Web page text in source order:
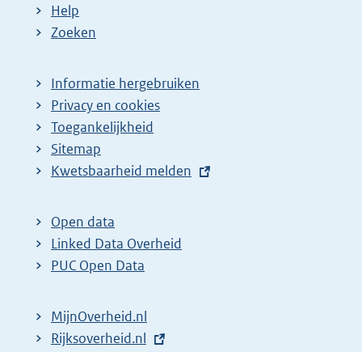
Help
Zoeken
Informatie hergebruiken
Privacy en cookies
Toegankelijkheid
Sitemap
E
t
e
r
l
i
Kwetsbaarheid melden
Open data
Linked Data Overheid
PUC Open Data
MijnOverheid.nl
E
Rijksoverheid.nl